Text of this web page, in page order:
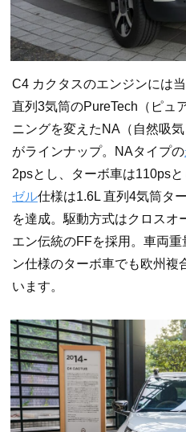
C4 カクタスのエンジンには
直列3気筒のPureTech（ピュ
ニングを変えたNA（自然吸気
がラインナップ。NAタイプの
2psとし、ターボ車は110psと
ゼル仕様は1.6L 直列4気筒タ
を達成。駆動方式はクロスオ
エン伝統のFFを採用。車両
ン仕様のターボ車でも欧州複
います。